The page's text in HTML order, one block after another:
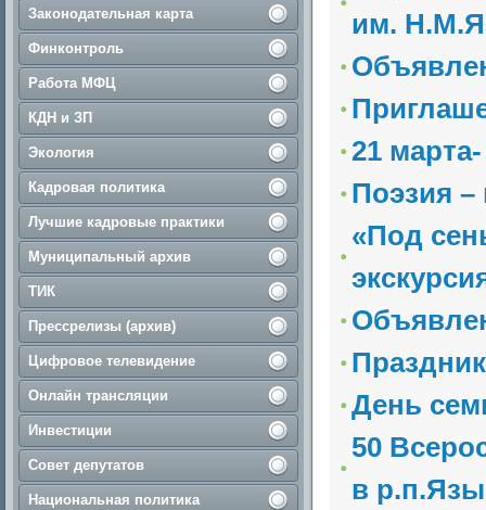
Законодательная карта
Финконтроль
Работа МФЦ
КДН и ЗП
Экология
Кадровая политика
Лучшие кадровые практики
Муниципальный архив
ТИК
Прессрелизы (архив)
Цифровое телевидение
Онлайн трансляции
Инвестиции
Совет депутатов
Национальная политика
им.
21
Поэзия –
«Под
День
50
в